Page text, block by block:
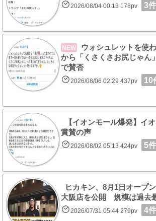
2026/08/04 00:13 178pv 3件
NEW
ウォシュレットを使
から「くさくさお尻じゃん
で賛否
2026/08/06 02:29 437pv 10
【イオンモール爆発】イ
賞賛の声
2026/08/02 05:13 424pv 5件
ヒカキン、8月1日オープ
大阪店を公開 規模は過去
2026/07/31 05:44 279pv 4件